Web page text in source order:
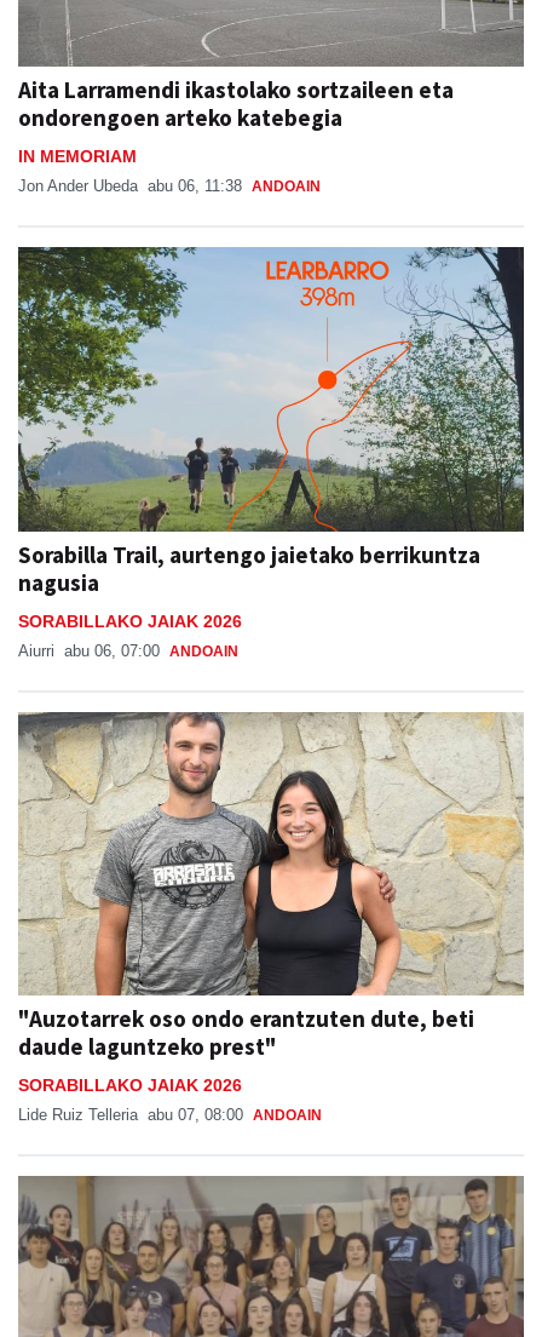
Aita Larramendi ikastolako sortzaileen eta
ondorengoen arteko katebegia
IN MEMORIAM
Jon Ander Ubeda abu 06, 11:38 ANDOAIN
Sorabilla Trail, aurtengo jaietako berrikuntza
nagusia
SORABILLAKO JAIAK 2026
Aiurri abu 06, 07:00 ANDOAIN
"Auzotarrek oso ondo erantzuten dute, beti
daude laguntzeko prest"
SORABILLAKO JAIAK 2026
Lide Ruiz Telleria abu 07, 08:00 ANDOAIN